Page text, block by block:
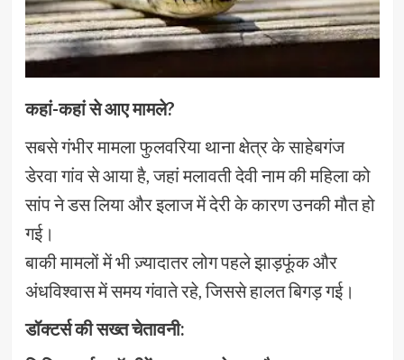
कहां-कहां से आए मामले?
सबसे गंभीर मामला फुलवरिया थाना क्षेत्र के साहेबगंज
डेरवा गांव से आया है, जहां मलावती देवी नाम की महिला को
सांप ने डस लिया और इलाज में देरी के कारण उनकी मौत हो
गई।
बाकी मामलों में भी ज़्यादातर लोग पहले झाड़फूंक और
अंधविश्वास में समय गंवाते रहे, जिससे हालत बिगड़ गई।
डॉक्टर्स की सख्त चेतावनी: